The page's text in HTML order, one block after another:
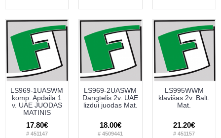
LS969-1UASWM
komp. Apdaila 1
v. UAE JUODAS
MATINIS
17.80€
# 451147
LS969-2UASWM
Dangtelis 2v. UAE
lizdui juodas Mat.
18.00€
# 4509441
LS995WWM
klavišas 2v. Balt.
Mat.
21.20€
# 451157